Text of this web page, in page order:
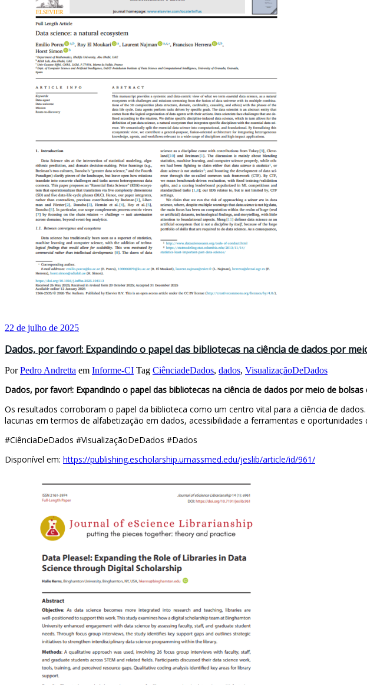
22 de julho de 2025
Dados, por favor!: Expandindo o papel das bibliotecas na ciência de dados por
PorPedro Andretta em Informe-CI Tag CiênciadeDados, dados, VisualizaçãoDeDados
Dados, por favor!: Expandindo o papel das bibliotecas na ciência de dados por meio de
Os resultados corroboram o papel da biblioteca como um centro vital para a ciência de
lacunas em termos de alfabetização em dados, acessibilidade a ferramentas e oportunidades
#CiênciaDeDados #VisualizaçãoDeDados #Dados
Disponível em: https://publishing.escholarship.umassmed.edu/jeslib/article/id/961/